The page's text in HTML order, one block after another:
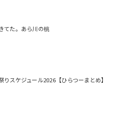
てた。あら川の桃
りスケジュール2026【ひらつーまとめ】